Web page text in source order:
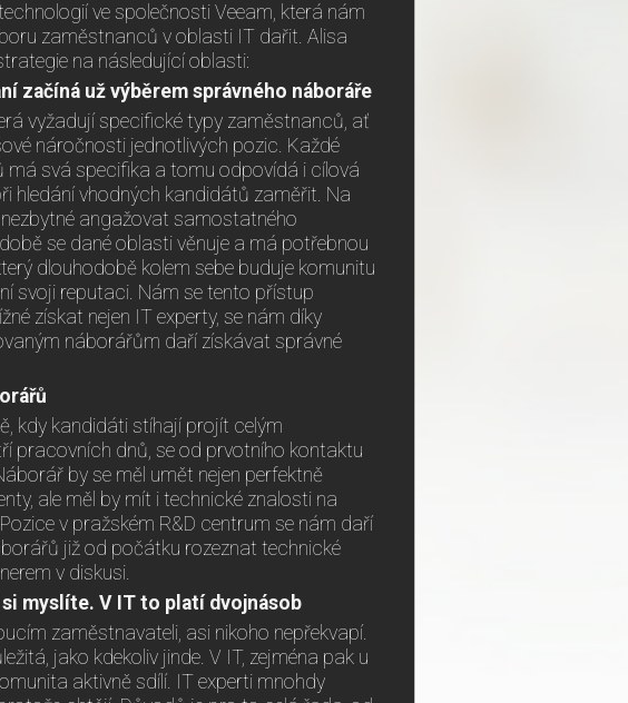
ve společnosti Veeam, která nám
zaměstnanců v oblasti IT dařit. Alisa
na následující oblasti:
začíná už výběrem správného náboráře
vyžadují specifické typy zaměstnanců, ať
náročnosti jednotlivých pozic. Každé
svá specifika a tomu odpovídá i cílová
hledání vhodných kandidátů zaměřit. Na
angažovat samostatného
se dané oblasti věnuje a má potřebnou
dlouhodobě kolem sebe buduje komunitu
svoji reputaci. Nám se tento přístup
získat nejen IT experty, se nám díky
náborářům daří získávat správné
kdy kandidáti stíhají projít celým
pracovních dnů, se od prvotního kontaktu
by se měl umět nejen perfektně
ale měl by mít i technické znalosti na
v pražském R&D centrum se nám daří
již od počátku rozeznat technické
v diskusi.
myslíte. V IT to platí dvojnásob
zaměstnavateli, asi nikoho nepřekvapí.
jako kdekoliv jinde. V IT, zejména pak u
aktivně sdílí. IT experti mnohdy